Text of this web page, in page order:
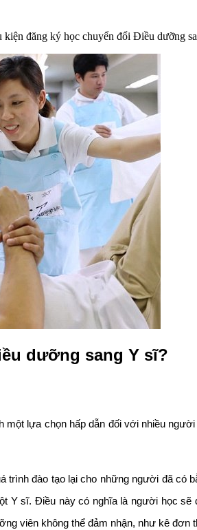
đăng ký học chuyển đổi Điều dưỡng
dưỡng sang Y sĩ?
lựa chọn hấp dẫn đối với nhiều
đào tạo lại cho những người đã
Y sĩ. Điều này có nghĩa là người học
viên không thể đảm nhận, như kê